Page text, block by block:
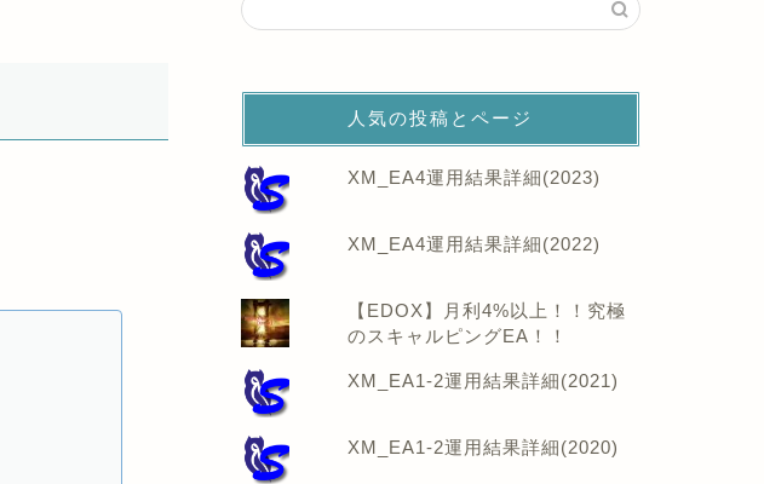
人気の投稿とページ
XM_EA4運用結果詳細(2023)
XM_EA4運用結果詳細(2022)
【EDOX】月利4%以上！！究極
のスキャルピングEA！！
XM_EA1-2運用結果詳細(2021)
XM_EA1-2運用結果詳細(2020)